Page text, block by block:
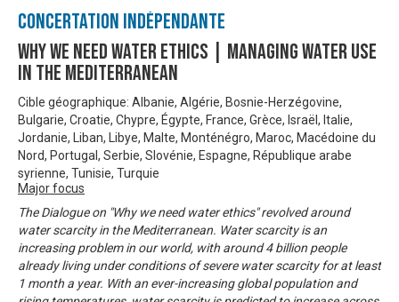
Concertation Indépendante
Why We Need Water Ethics | Managing Water Use
In The Mediterranean
Cible géographique: Albanie, Algérie, Bosnie-Herzégovine,
Bulgarie, Croatie, Chypre, Égypte, France, Grèce, Israël, Italie,
Jordanie, Liban, Libye, Malte, Monténégro, Maroc, Macédoine du
Nord, Portugal, Serbie, Slovénie, Espagne, République arabe
syrienne, Tunisie, Turquie
Major focus
The Dialogue on "Why we need water ethics" revolved around
water scarcity in the Mediterranean. Water scarcity is an
increasing problem in our world, with around 4 billion people
already living under conditions of severe water scarcity for at least
1 month a year. With an ever-increasing global population and